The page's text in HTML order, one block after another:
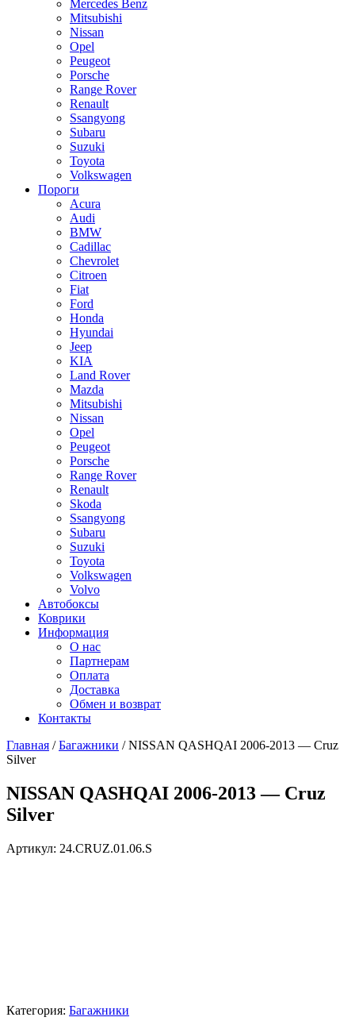
Mercedes Benz
Mitsubishi
Nissan
Opel
Peugeot
Porsche
Range Rover
Renault
Ssangyong
Subaru
Suzuki
Toyota
Volkswagen
Пороги
Acura
Audi
BMW
Cadillac
Chevrolet
Citroen
Fiat
Ford
Honda
Hyundai
Jeep
KIA
Land Rover
Mazda
Mitsubishi
Nissan
Opel
Peugeot
Porsche
Range Rover
Renault
Skoda
Ssangyong
Subaru
Suzuki
Toyota
Volkswagen
Volvo
Автобоксы
Коврики
Информация
О нас
Партнерам
Оплата
Доставка
Обмен и возврат
Контакты
Главная /Багажники / NISSAN QASHQAI 2006-2013 — Cruz
Silver
NISSAN QASHQAI 2006-2013 — Cruz
Silver
Артикул: 24.CRUZ.01.06.S
Категория: Багажники